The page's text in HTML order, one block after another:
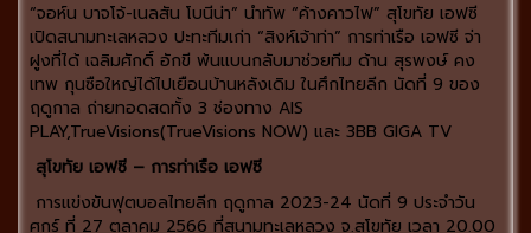
“จอห์น บาจโจ้-เนลสัน โบนีน่า” นำทัพ “ค้างคาวไฟ” สุโขทัย เอฟซี
เปิดสนามทะเลหลวง ปะทะทีมเก่า “สิงห์เจ้าท่า” การท่าเรือ เอฟซี จ่า
ฝูงที่ได้ เฉลิมศักดิ์ อักขี พ้นแบนกลับมาช่วยทีม ด้าน สุรพงษ์ คง
เทพ กุนซือใหญ่ได้ไปเยือนบ้านหลังเดิม ในศึกไทยลีก นัดที่ 9 ของ
ฤดูกาล ถ่ายทอดสดทั้ง 3 ช่องทาง AIS
PLAY,TrueVisions(TrueVisions NOW) และ 3BB GIGA TV
สุโขทัย เอฟซี – การท่าเรือ เอฟซี
การแข่งขันฟุตบอลไทยลีก ฤดูกาล 2023-24 นัดที่ 9 ประจำวัน
ศุกร์ ที่ 27 ตุลาคม 2566 ที่สนามทะเลหลวง จ.สุโขทัย เวลา 20.00